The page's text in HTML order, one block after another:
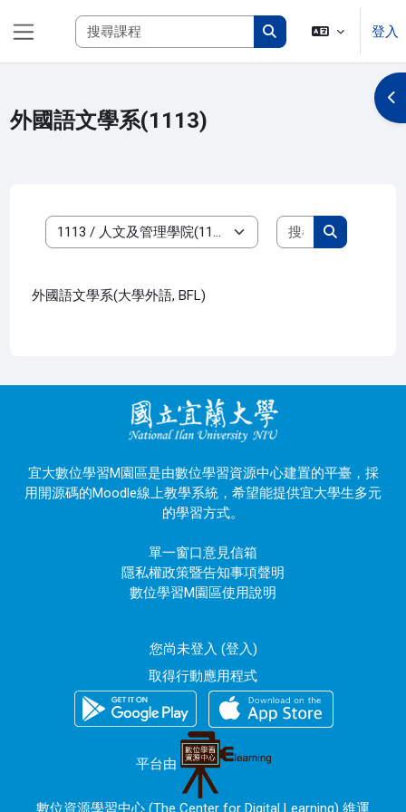
搜尋課程
搜尋課程
登入
外國語文學系(1113)
開
課程類別
搜尋課程
搜尋課程
外國語文學系(大學外語, BFL)
宜大數位學習M園區是由數位學習資源中心建置的平臺，採
用開源碼的Moodle線上教學系統，希望能提供宜大學生多元
的學習方式。
單一窗口意見信箱
隱私權政策暨告知事項聲明
數位學習M園區使用說明
您尚未登入 (登入)
取得行動應用程式
平台由
數位資源學習中心 (The Center for Digital Learning) 維運